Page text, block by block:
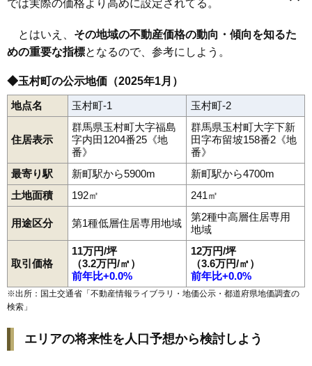
では実際の価格より高めに設定されてる。
とはいえ、 その地域の不動産価格の動向・傾向を知るた
めの重要な指標となるので、参考にしよう。
◆玉村町の公示地価（2025年1月）
地点名 玉村町-1 玉村町-2
住居表示
群馬県玉村町大字福島
字内田1204番25《地
番》
群馬県玉村町大字下新
田字布留坡158番2《地
番》
最寄り駅
新町駅から5900m
新町駅から4700m
土地面積
192㎡ 241㎡
用途区分 第1種低層住居専用地域
第2種中高層住居専用
地域
取引価格
11万円/坪
（3.2万円/㎡）
前年比+0.0%
12万円/坪
（3.6万円/㎡）
前年比+0.0%
※出所：国土交通省「不動産情報ライブラリ・地価公示・都道府県地価調査の
検索 」
エリアの将来性を人口予想から検討しよう
飯倉飯塚板井上飯島上新田上之手上福島上茂木
八幡原